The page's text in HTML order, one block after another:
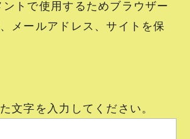
ントで使用するためブラウザー
メールアドレス、サイトを保
文字を入力してください。